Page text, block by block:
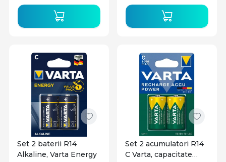
Set 2 baterii R14
Alkaline, Varta Energy
Set 2 acumulatori R14
C Varta, capacitate